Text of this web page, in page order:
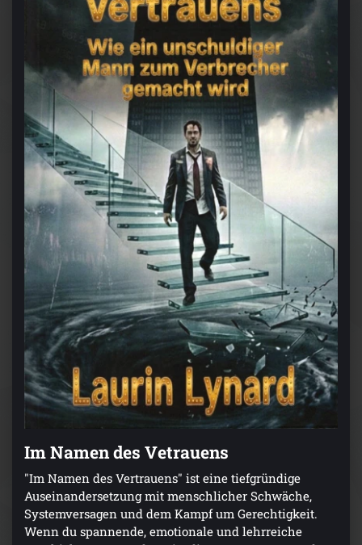
Im Namen des Vetrauens
"Im Namen des Vertrauens" ist eine tiefgründige
Auseinandersetzung mit menschlicher Schwäche,
Systemversagen und dem Kampf um Gerechtigkeit.
Wenn du spannende, emotionale und lehrreiche